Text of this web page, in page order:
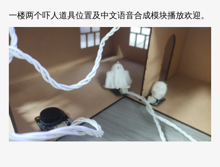
一楼两个吓人道具位置及中文语音合成模块播放欢迎。